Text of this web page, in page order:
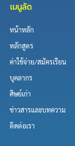
เมนูลัด
หน้าหลัก
หลักสูตร
ค่าใช้จ่าย/สมัครเรียน
บุคลากร
ศิษย์เก่า
ข่าวสารและบทความ
ติดต่อเรา